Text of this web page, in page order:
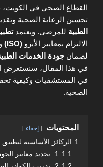
القطاع الصحي في الكويت،
تحسين الرعاية الصحية
الطبية للمرضى. ويعتمد
الالتزام بمعايير الأيزو (ISO)
لضمان جودة الخدمات
في هذا المقال، سنستعرض
في المستشفيات وكيفية
الصحية.
المحتويات إخفاء
1 الركائز الأساسية
1.1
1. تحديد معايير الجودة وفقًا لمعايير الأيزو (ISO)